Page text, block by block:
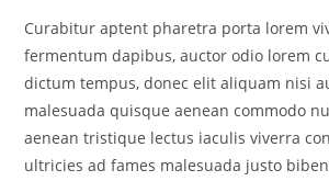
Curabitur aptent pharetra porta lorem
fermentum dapibus, auctor odio lorem
dictum tempus, donec elit aliquam nisi
malesuada quisque aenean commodo
aenean tristique lectus iaculis viverra
ultricies ad fames malesuada justo